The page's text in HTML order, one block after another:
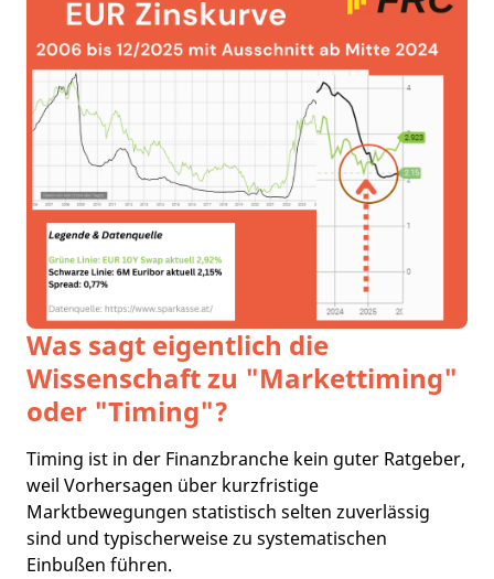
Was sagt eigentlich die
Wissenschaft zu "Markettiming"
oder "Timing"?
Timing ist in der Finanzbranche kein guter Ratgeber,
weil Vorhersagen über kurzfristige
Marktbewegungen statistisch selten zuverlässig
sind und typischerweise zu systematischen
Einbußen führen.​